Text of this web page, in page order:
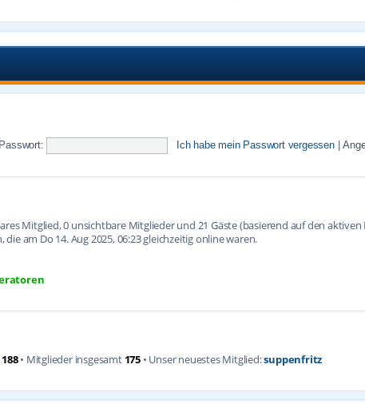
Passwort: Ich habe mein Passwort vergessen
Mitglied, 0 unsichtbare Mitglieder und 21 Gäste (basierend auf den
die am Do 14. Aug 2025, 06:23 gleichzeitig online waren.
188• Mitglieder insgesamt 175 • Unser neuestes Mitglied:suppenfritz